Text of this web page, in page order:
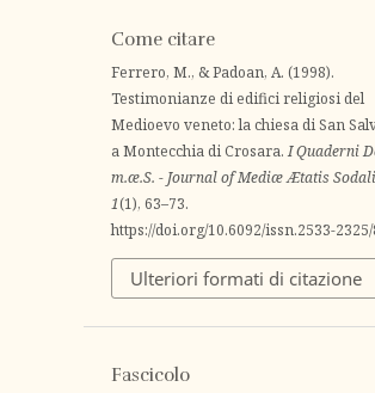
Come citare
Ferrero, M., & Padoan, A. (1998).
Testimonianze di edifici religiosi del
Medioevo veneto: la chiesa di San
a Montecchia di Crosara.I Quaderni
m.æ.S. - Journal of Mediæ Ætatis
1(1), 63–73.
https://doi.org/10.6092/issn.2533-
Ulteriori formati di citazione
Fascicolo